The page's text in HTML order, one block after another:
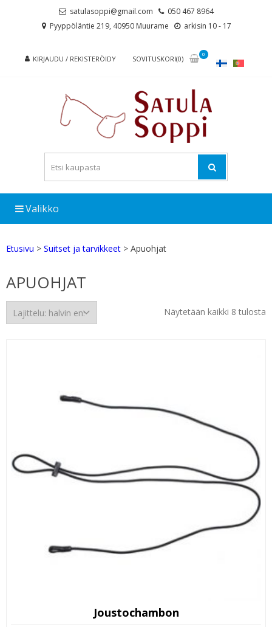
satulasoppi@gmail.com
050 467 8964
Pyyppöläntie 219, 40950 Muurame
arkisin 10 - 17
KIRJAUDU / REKISTERÖIDY SOVITUSKORI(0)
0
Valikko
Etusivu > Suitset ja tarvikkeet > Apuohjat
APUOHJAT
Näytetään kaikki 8 tulosta
Joustochambon